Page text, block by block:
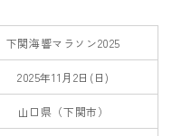
下関海響マラソン2025
2025年11月2日(日)
山口県（下関市）